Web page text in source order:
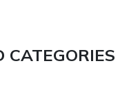
CATEGORIES